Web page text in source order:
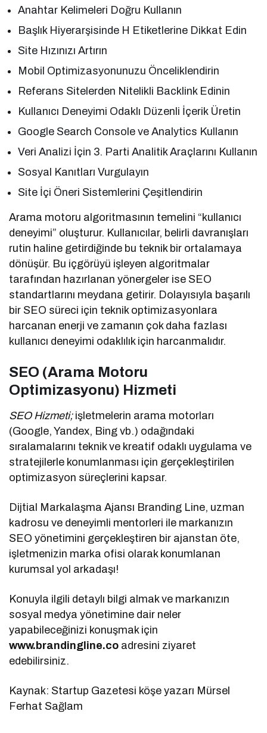
Anahtar Kelimeleri Doğru Kullanın
Başlık Hiyerarşisinde H Etiketlerine Dikkat Edin
Site Hızınızı Artırın
Mobil Optimizasyonunuzu Önceliklendirin
Referans Sitelerden Nitelikli Backlink Edinin
Kullanıcı Deneyimi Odaklı Düzenli İçerik Üretin
Google Search Console ve Analytics Kullanın
Veri Analizi İçin 3. Parti Analitik Araçlarını Kullanın
Sosyal Kanıtları Vurgulayın
Site İçi Öneri Sistemlerini Çeşitlendirin
Arama motoru algoritmasının temelini “kullanıcı
deneyimi” oluşturur. Kullanıcılar, belirli davranışları
rutin haline getirdiğinde bu teknik bir ortalamaya
dönüşür. Bu içgörüyü işleyen algoritmalar
tarafından hazırlanan yönergeler ise SEO
standartlarını meydana getirir. Dolayısıyla başarılı
bir SEO süreci için teknik optimizasyonlara
harcanan enerji ve zamanın çok daha fazlası
kullanıcı deneyimi odaklılık için harcanmalıdır.
SEO (Arama Motoru
Optimizasyonu) Hizmeti
SEO Hizmeti;işletmelerin arama motorları
(Google, Yandex, Bing vb.) odağındaki
sıralamalarını teknik ve kreatif odaklı uygulama ve
stratejilerle konumlanması için gerçekleştirilen
optimizasyon süreçlerini kapsar.
Dijtial Markalaşma Ajansı Branding Line, uzman
kadrosu ve deneyimli mentorleri ile markanızın
SEO yönetimini gerçekleştiren bir ajanstan öte,
işletmenizin marka ofisi olarak konumlanan
kurumsal yol arkadaşı!
Konuyla ilgili detaylı bilgi almak ve markanızın
sosyal medya yönetimine dair neler
yapabileceğinizi konuşmak için
www.brandingline.co adresini ziyaret
edebilirsiniz.
Kaynak: Startup Gazetesi köşe yazarı Mürsel
Ferhat Sağlam